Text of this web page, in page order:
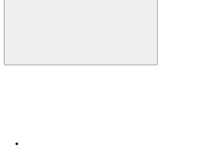
Compartilhar